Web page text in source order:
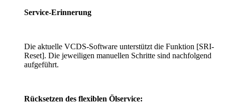
Service-Erinnerung
Die aktuelle VCDS-Software unterstützt die Funktion [SRI-
Reset]. Die jeweiligen manuellen Schritte sind nachfolgend
aufgeführt.
Rücksetzen des flexiblen Ölservice: